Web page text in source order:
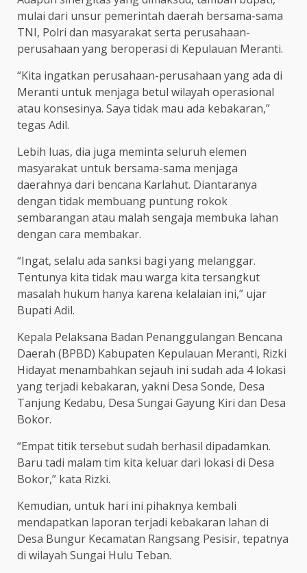
mulai dari unsur pemerintah daerah bersama-sama
TNI, Polri dan masyarakat serta perusahaan-
perusahaan yang beroperasi di Kepulauan Meranti.
“Kita ingatkan perusahaan-perusahaan yang ada di
Meranti untuk menjaga betul wilayah operasional
atau konsesinya. Saya tidak mau ada kebakaran,”
tegas Adil.
Lebih luas, dia juga meminta seluruh elemen
masyarakat untuk bersama-sama menjaga
daerahnya dari bencana Karlahut. Diantaranya
dengan tidak membuang puntung rokok
sembarangan atau malah sengaja membuka lahan
dengan cara membakar.
“Ingat, selalu ada sanksi bagi yang melanggar.
Tentunya kita tidak mau warga kita tersangkut
masalah hukum hanya karena kelalaian ini,” ujar
Bupati Adil.
Kepala Pelaksana Badan Penanggulangan Bencana
Daerah (BPBD) Kabupaten Kepulauan Meranti, Rizki
Hidayat menambahkan sejauh ini sudah ada 4 lokasi
yang terjadi kebakaran, yakni Desa Sonde, Desa
Tanjung Kedabu, Desa Sungai Gayung Kiri dan Desa
Bokor.
“Empat titik tersebut sudah berhasil dipadamkan.
Baru tadi malam tim kita keluar dari lokasi di Desa
Bokor,” kata Rizki.
Kemudian, untuk hari ini pihaknya kembali
mendapatkan laporan terjadi kebakaran lahan di
Desa Bungur Kecamatan Rangsang Pesisir, tepatnya
di wilayah Sungai Hulu Teban.